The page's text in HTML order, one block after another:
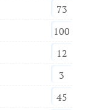
73
100
12
3
45